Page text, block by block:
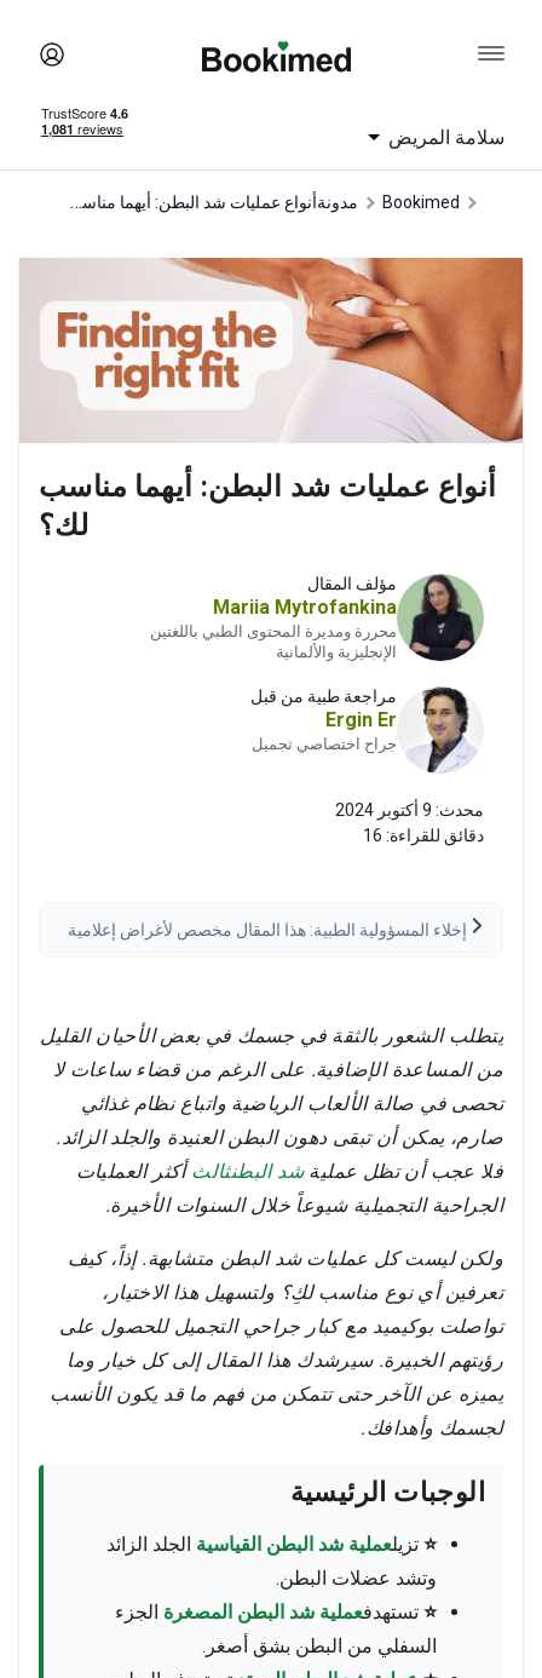
سلامة المريض
Bookimed مدونة أنواع عمليات شد البطن: أيهما مناسب لك؟
أنواع عمليات شد البطن: أيهما مناسب
لك؟
مؤلف المقال
Mariia Mytrofankina
محررة ومديرة المحتوى الطبي باللغتين
الإنجليزية والألمانية
مراجعة طبية من قبل
Ergin Er
جراح اختصاصي تجميل
محدث: 9 أكتوبر 2024
دقائق للقراءة: 16
إخلاء المسؤولية الطبية: هذا المقال مخصص لأغراض إعلامية
يتطلب الشعور بالثقة في جسمك في بعض الأحيان القليل
من المساعدة الإضافية. على الرغم من قضاء ساعات لا
تحصى في صالة الألعاب الرياضية واتباع نظام غذائي
صارم، يمكن أن تبقى دهون البطن العنيدة والجلد الزائد.
فلا عجب أنتظل عمليةشد البطنثالث أكثر العمليات
الجراحية التجميلية شيوعاً خلال السنوات الأخيرة.
ولكن ليست كل عمليات شد البطن متشابهة. إذاً، كيف
تعرفين أي نوع مناسب لكِ؟ ولتسهيل هذا الاختيار،
تواصلت بوكيميد مع كبار جراحي التجميل للحصول على
رؤيتهم الخبيرة. سيرشدك هذا المقال إلى كل خيار وما
يميزه عن الآخر حتى تتمكن من فهم ما قد يكون الأنسب
لجسمك وأهدافك.
الوجبات الرئيسية
⭐ تزيلعملية شد البطن القياسية الجلد الزائد
وتشد عضلات البطن.
⭐ تستهدفعملية شد البطن المصغرة الجزء
السفلي من البطن بشق أصغر.